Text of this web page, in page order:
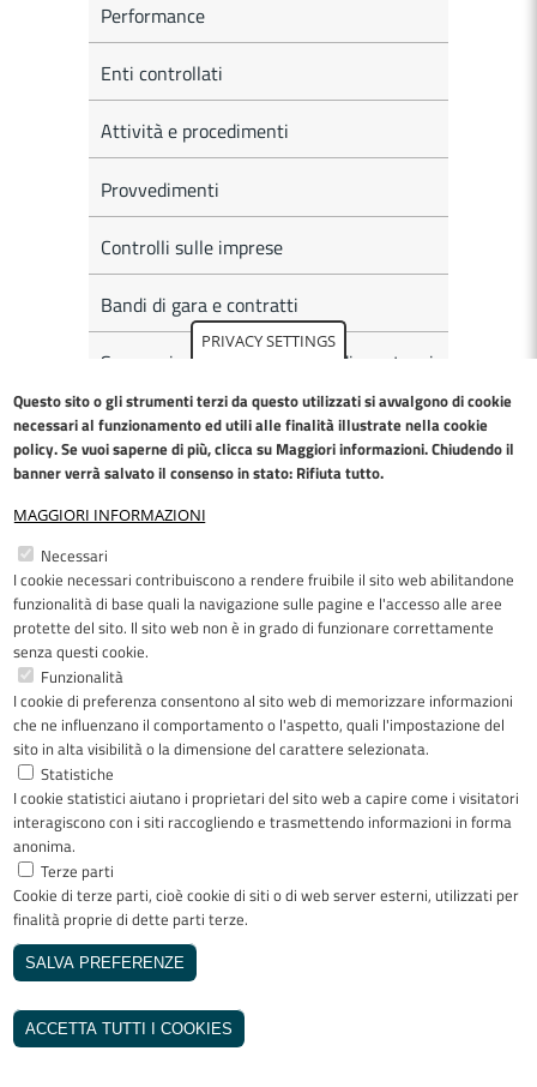
PRIVACY SETTINGS
Questo sito o gli strumenti terzi da questo utilizzati si avvalgono di cookie
necessari al funzionamento ed utili alle finalità illustrate nellacookie
policy. Se vuoi saperne di più, clicca su Maggiori informazioni. Chiudendo il
banner verrà salvato il consenso in stato: Rifiuta tutto.
MAGGIORI INFORMAZIONI
Necessari
I cookie necessari contribuiscono a rendere fruibile il sito web abilitandone
funzionalità di base quali la navigazione sulle pagine e l'accesso alle aree
protette del sito. Il sito web non è in grado di funzionare correttamente
senza questi cookie.
Funzionalità
I cookie di preferenza consentono al sito web di memorizzare informazioni
che ne influenzano il comportamento o l'aspetto, quali l'impostazione del
sito in alta visibilità o la dimensione del carattere selezionata.
Statistiche
I cookie statistici aiutano i proprietari del sito web a capire come i visitatori
interagiscono con i siti raccogliendo e trasmettendo informazioni in forma
anonima.
Terze parti
Cookie di terze parti, cioè cookie di siti o di web server esterni, utilizzati per
finalità proprie di dette parti terze.
SALVA PREFERENZE
ACCETTA TUTTI I COOKIES
Performance
Enti controllati
Attività e procedimenti
Provvedimenti
Controlli sulle imprese
Bandi di gara e contratti
Sovvenzioni, contributi, sussidi, vantaggi
economici
Bilanci
Beni immobili e gestione patrimonio
Controlli e rilievi sull'amministrazione
Servizi erogati
Pagamenti dell'amministrazione
Opere pubbliche
Pianificazione e governo del territorio
Strutture sanitarie private accreditate
Interventi straordinari e di emergenza
Altri contenuti - prevenzione della
corruzione